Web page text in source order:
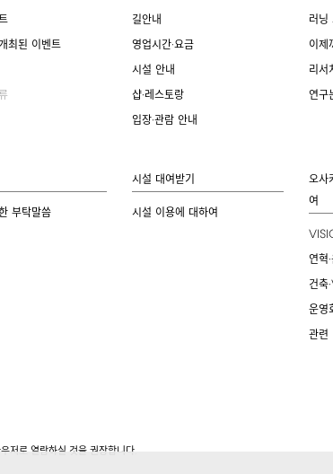
최된 이벤트
길안내
영업시간·요금
시설 안내
샵·레스토랑
입장·관람 안내
러닝
이
리서
연구
부탁말씀
시설 대여받기
시설 이용에 대하여
오사
여
연혁
건축·
운영
관련
저로 열람하실 것을 권장합니다.